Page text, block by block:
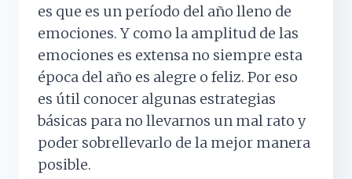
es que es un período del año lleno de
emociones. Y como la amplitud de las
emociones es extensa no siempre esta
época del año es alegre o feliz. Por eso
es útil conocer algunas estrategias
básicas para no llevarnos un mal rato y
poder sobrellevarlo de la mejor manera
posible.